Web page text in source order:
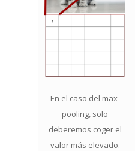
En el caso del max-
pooling, solo
deberemos coger el
valor más elevado.